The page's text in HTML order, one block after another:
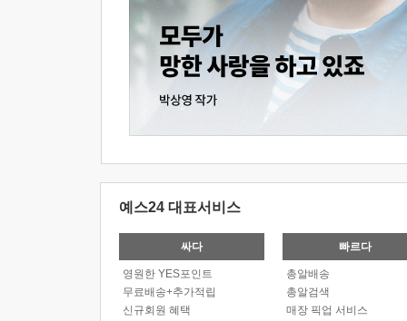
예스24 대표서비스
싸다
영원한 YES포인트
무료배송+추가적립
신규회원 혜택
빠르다
총알배송
총알검색
매장 픽업 서비스